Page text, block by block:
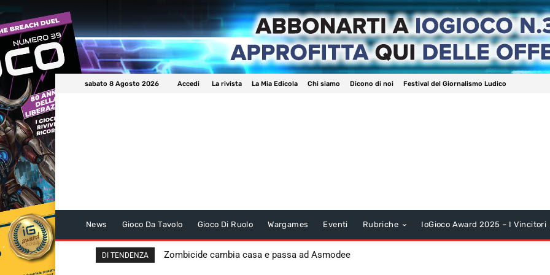
sabato 8 Agosto 2026 Accedi La rivista La Mia Edicola Chi siamo Dicono di noi Festival del Giornalismo Ludico
News Gioco Da Tavolo Gioco Di Ruolo Wargames Eventi Rubriche IoGioco Award 2025 – I Vincitori
DI TENDENZA Zombicide cambia casa e passa ad Asmodee